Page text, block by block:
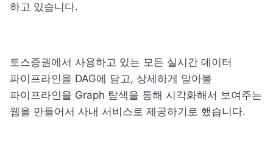
하고 있습니다.
토스증권에서 사용하고 있는 모든 실시간 데이터
파이프라인을 DAG에 담고, 상세하게 알아볼
파이프라인을 Graph 탐색을 통해 시각화해서 보여주는
웹을 만들어서 사내 서비스로 제공하기로 했습니다.